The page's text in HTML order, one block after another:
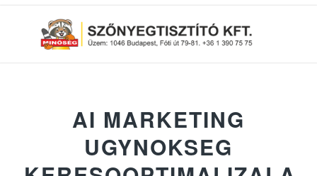
AI MARKETING
UGYNOKSEG